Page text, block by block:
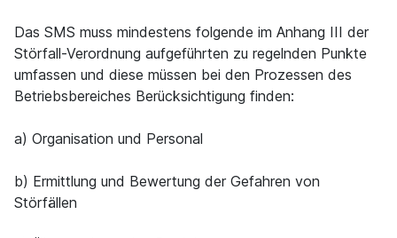
Das SMS muss mindestens folgende im Anhang III der
Störfall-Verordnung aufgeführten zu regelnden Punkte
umfassen und diese müssen bei den Prozessen des
Betriebsbereiches Berücksichtigung finden:
a) Organisation und Personal
b) Ermittlung und Bewertung der Gefahren von
Störfällen